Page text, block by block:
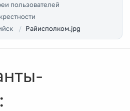
пользователей
Райисполком.jpg